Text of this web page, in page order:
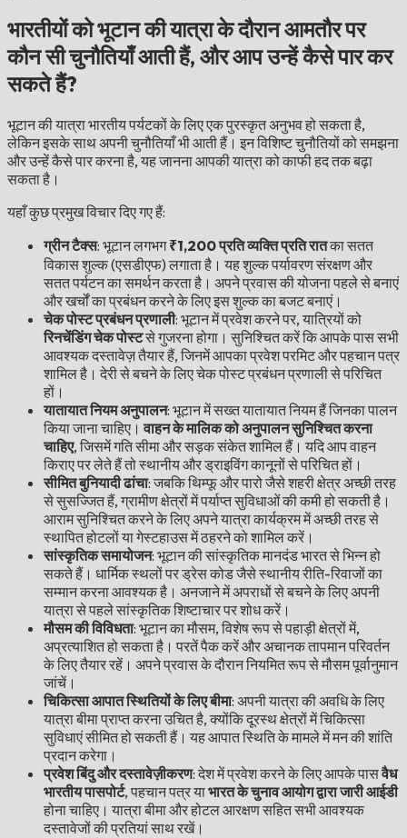
भारतीयों को भूटान की यात्रा के दौरान आमतौर पर
कौन सी चुनौतियाँ आती हैं, और आप उन्हें कैसे पार कर
सकते हैं?
भूटान की यात्रा भारतीय पर्यटकों के लिए एक पुरस्कृत अनुभव हो सकता है,
लेकिन इसके साथ अपनी चुनौतियाँ भी आती हैं। इन विशिष्ट चुनौतियों को समझना
और उन्हें कैसे पार करना है, यह जानना आपकी यात्रा को काफी हद तक बढ़ा
सकता है।
यहाँ कुछ प्रमुख विचार दिए गए हैं:
ग्रीन टैक्स: भूटान लगभग₹1,200 प्रति व्यक्ति प्रति रातका सतत
विकास शुल्क (एसडीएफ) लगाता है। यह शुल्क पर्यावरण संरक्षण और
सतत पर्यटन का समर्थन करता है। अपने प्रवास की योजना पहले से बनाएं
और खर्चों का प्रबंधन करने के लिए इस शुल्क का बजट बनाएं।
चेक पोस्ट प्रबंधन प्रणाली: भूटान में प्रवेश करने पर, यात्रियों को
रिनचेंडिंग चेक पोस्टसे गुजरना होगा। सुनिश्चित करें कि आपके पास सभी
आवश्यक दस्तावेज़ तैयार हैं, जिनमें आपका प्रवेश परमिट और पहचान पत्र
शामिल है। देरी से बचने के लिए चेक पोस्ट प्रबंधन प्रणाली से परिचित
हों।
यातायात नियम अनुपालन: भूटान में सख्त यातायात नियम हैं जिनका पालन
किया जाना चाहिए।वाहन के मालिक को अनुपालन सुनिश्चित करना
चाहिए, जिसमें गति सीमा और सड़क संकेत शामिल हैं। यदि आप वाहन
किराए पर लेते हैं तो स्थानीय और ड्राइविंग कानूनों से परिचित हों।
सीमित बुनियादी ढांचा: जबकि थिम्फू और पारो जैसे शहरी क्षेत्र अच्छी तरह
से सुसज्जित हैं, ग्रामीण क्षेत्रों में पर्याप्त सुविधाओं की कमी हो सकती है।
आराम सुनिश्चित करने के लिए अपने यात्रा कार्यक्रम में अच्छी तरह से
स्थापित होटलों या गेस्टहाउस में ठहरने को शामिल करें।
सांस्कृतिक समायोजन: भूटान की सांस्कृतिक मानदंड भारत से भिन्न हो
सकते हैं। धार्मिक स्थलों पर ड्रेस कोड जैसे स्थानीय रीति-रिवाजों का
सम्मान करना आवश्यक है। अनजाने में अपराधों से बचने के लिए अपनी
यात्रा से पहले सांस्कृतिक शिष्टाचार पर शोध करें।
मौसम की विविधता: भूटान का मौसम, विशेष रूप से पहाड़ी क्षेत्रों में,
अप्रत्याशित हो सकता है। परतें पैक करें और अचानक तापमान परिवर्तन
के लिए तैयार रहें। अपने प्रवास के दौरान नियमित रूप से मौसम पूर्वानुमान
जांचें।
चिकित्सा आपात स्थितियों के लिए बीमा: अपनी यात्रा की अवधि के लिए
यात्रा बीमा प्राप्त करना उचित है, क्योंकि दूरस्थ क्षेत्रों में चिकित्सा
सुविधाएं सीमित हो सकती हैं। यह आपात स्थिति के मामले में मन की शांति
प्रदान करेगा।
प्रवेश बिंदु और दस्तावेज़ीकरण: देश में प्रवेश करने के लिए आपके पासवैध
भारतीय पासपोर्ट, पहचान पत्र याभारत के चुनाव आयोग द्वारा जारी आईडी
होना चाहिए। यात्रा बीमा और होटल आरक्षण सहित सभी आवश्यक
दस्तावेजों की प्रतियां साथ रखें।